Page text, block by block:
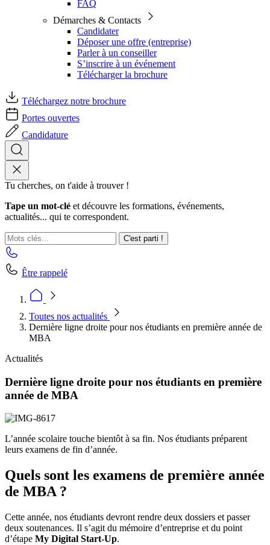
FAQ
Démarches & Contacts
Candidater
Déposer une offre (entreprise)
Parler à un conseiller
S’inscrire à un événement
Télécharger la brochure
Téléchargez notre brochure
Portes ouvertes
Candidature
Tu cherches, on t'aide à trouver !
Tape un mot-clé et découvre les formations, événements,
actualités... qui te correspondent.
C'est parti !
Être rappelé
Toutes nos actualités
Dernière ligne droite pour nos étudiants en première année de
MBA
Actualités
Dernière ligne droite pour nos étudiants en première
année de MBA
L’année scolaire touche bientôt à sa fin. Nos étudiants préparent
leurs examens de fin d’année.
Quels sont les examens de première année
de MBA ?
Cette année, nos étudiants devront rendre deux dossiers et passer
deux soutenances. Il s’agit du mémoire d’entreprise et du point
d’étape My Digital Start-Up.